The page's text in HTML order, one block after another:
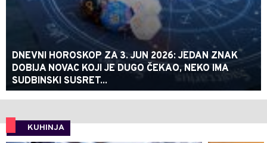
DNEVNI HOROSKOP ZA 3. JUN 2026: JEDAN ZNAK
DOBIJA NOVAC KOJI JE DUGO ČEKAO, NEKO IMA
SUDBINSKI SUSRET...
KUHINJA